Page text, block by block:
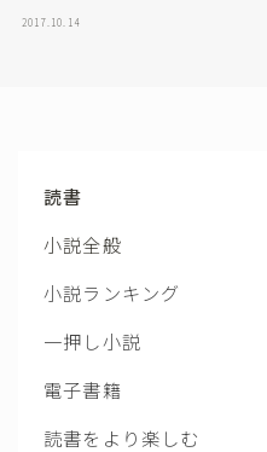
2017.10.14
読書
小説全般
小説ランキング
一押し小説
電子書籍
読書をより楽しむ